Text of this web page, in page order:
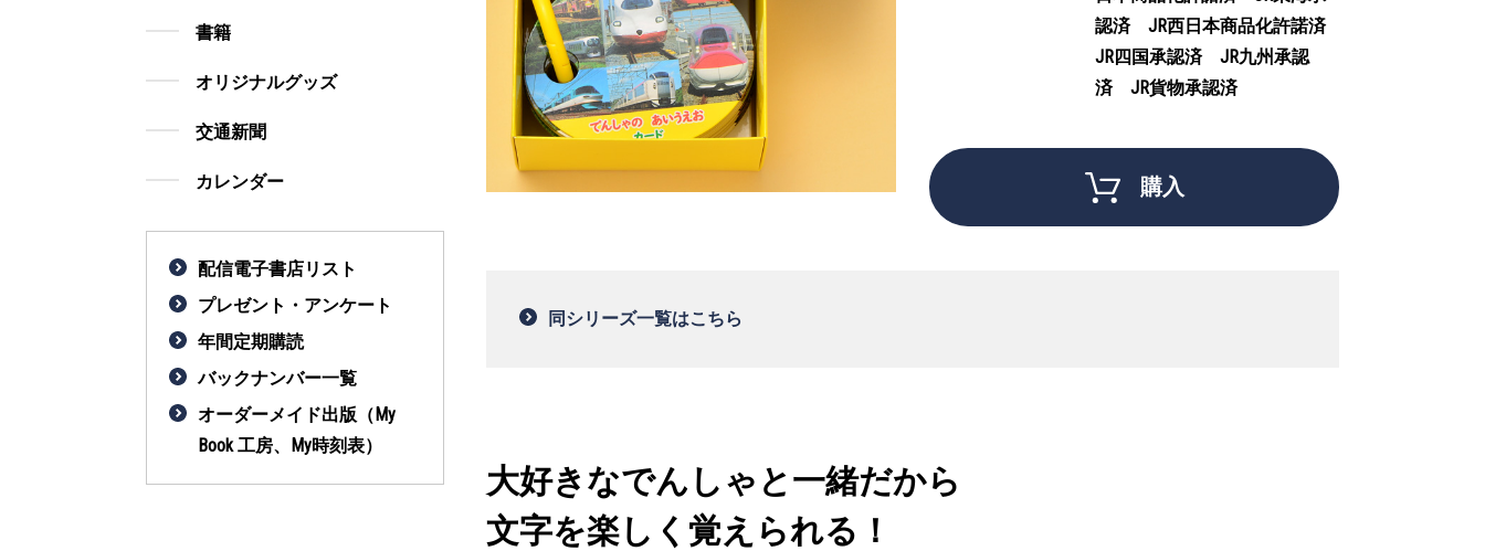
書籍
オリジナルグッズ
交通新聞
カレンダー
配信電子書店リスト
プレゼント・アンケート
年間定期購読
バックナンバー一覧
オーダーメイド出版（My
Book 工房、My時刻表）
認済 JR西日本商品化許諾済
JR四国承認済 JR九州承認
済 JR貨物承認済
購入
同シリーズ一覧はこちら
大好きなでんしゃと一緒だから
文字を楽しく覚えられる！